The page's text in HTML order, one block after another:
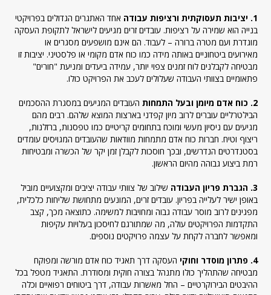
1. יציבות תעסוקתית ורציפות עבודה
אחד האתגרים הגדולים בפרויקטי
בנייה הוא שמירה על רציפות. עובדים זרים מגיעים לישראל לתקופת העסקה
מוגדרת ועם מטרה ברורה – לעבוד. הם אינם מושפעים מסגרים או
מאירועים ביטחוניים באותה מידה כמו כוח אדם מקומי או פלסטיני. יציבות זו
מבטיחה לקבלנים לוח זמנים צפוי יותר, עמידה ביעדים ומניעת "חורים"
פתאומיים בצוותי העבודה שעלולים לעכב את הפרויקט כולו.
2. כוח אדם מיומן ובעל התמחות
העובדים המגיעים במסגרת ההסכמים
הבילטרליים עוברים לרוב מיון קפדני בארצות המוצא שלהם. רבים מהם
מגיעים עם ניסיון מעשי ומוכח בתחומים קריטיים כמו טפסנות, ברזלנות,
ריצוף וטיח. חברות כוח אדם מתמחות מוודאות שהעובדים המגויסים עומדים
בסטנדרטים הנדרשים, ובכך חוסכות לקבלן זמן יקר של הכשרה ומבטיחות
רמת ביצוע גבוהה מהיום הראשון.
3. הגברת פריון העבודה
שילוב של צוותי עבודה יציבים ומקצועיים מוביל
באופן ישיר לעלייה בפריון. עובדים זרים, המונעים מתחושת שליחות כלכלית,
מפגינים לרוב מוסר עבודה גבוה ומחויבות למשימה. כתוצאה מכך, קצב
התקדמות הפרויקטים עולה, מה שמתורגם לחיסכון בעלויות עקיפות
ומאפשר לחברה לקחת על עצמה פרויקטים נוספים.
4. פתרון מוסדר וחוקי
העסקה דרך תאגיד כוח אדם מורשה ומפוקח
מבטיחה שהתהליך כולו מתנהל בצורה חוקית ומסודרת. התאגיד מטפל בכל
ההיבטים הבירוקרטיים – החל מאשרות עבודה, דרך ביטוחים רפואיים וכלה